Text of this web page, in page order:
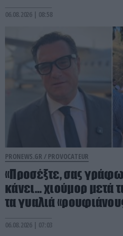
06.08.2026 | 08:58
PRONEWS.GR / PROVOCATEUR
«Προσέξτε, σας
κάνει… χιούμορ μετά
τα γυαλιά
06.08.2026 | 07:03